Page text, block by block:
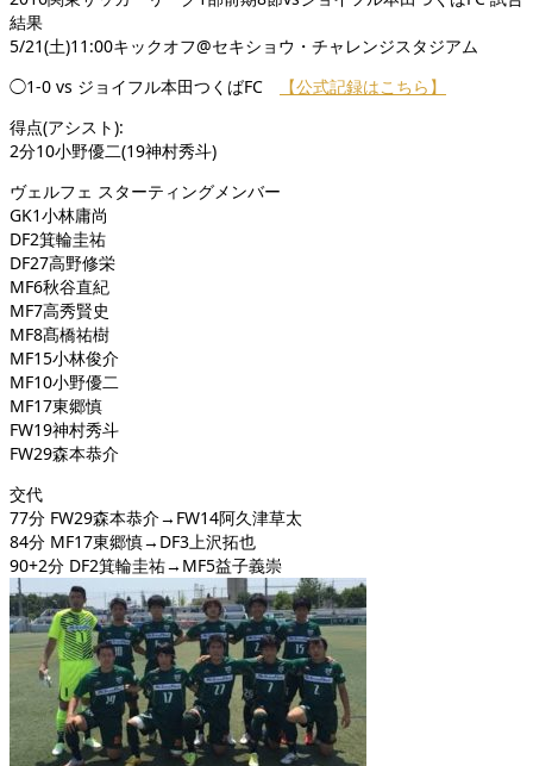
結果
5/21(土)11:00キックオフ@セキショウ・チャレンジスタジアム
◯1-0 vs ジョイフル本田つくばFC
【公式記録はこちら】
得点(アシスト):
2分10小野優二(19神村秀斗)
ヴェルフェ スターティングメンバー
GK1小林庸尚
DF2箕輪圭祐
DF27高野修栄
MF6秋谷直紀
MF7高秀賢史
MF8髙橋祐樹
MF15小林俊介
MF10小野優二
MF17東郷慎
FW19神村秀斗
FW29森本恭介
交代
77分 FW29森本恭介→FW14阿久津草太
84分 MF17東郷慎→DF3上沢拓也
90+2分 DF2箕輪圭祐→MF5益子義崇